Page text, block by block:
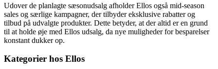
Udover de planlagte sæsonudsalg afholder Ellos også mid-season
sales og særlige kampagner, der tilbyder eksklusive rabatter og
tilbud på udvalgte produkter. Dette betyder, at der altid er en grund
til at holde øje med Ellos udsalg, da nye muligheder for besparelser
konstant dukker op.
Kategorier hos Ellos